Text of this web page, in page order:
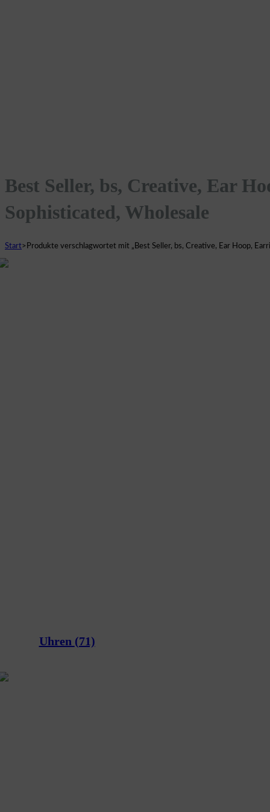
Best Seller, bs, Creative, Ear
Sophisticated, Wholesale
Start> Produkte verschlagwortet mit „Best Seller, bs, Creative, Ear Hoop,
Uhren (71)